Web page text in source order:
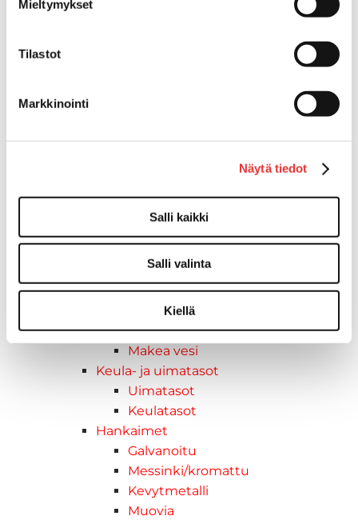
Mieltymykset
Tilastot
Markkinointi
Näytä tiedot
Salli kaikki
Salli valinta
Kiellä
Venerenkaat ja silmukkapultit/-
Vetourat
Kansiruuvikkeiden varaosat
Muoviseokset
Polttoaine
Kansiruuvikkeitten varaosat
Makea vesi
Keula- ja uimatasot
Uimatasot
Keulatasot
Hankaimet
Galvanoitu
Messinki/kromattu
Kevytmetalli
Muovia